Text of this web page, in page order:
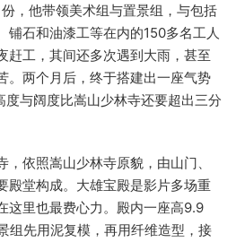
，他带领美术组与置景组，与包括
铺石和油漆工等在内的150多名工人
赶工，其间还多次遇到大雨，甚至
。两个月后，终于搭建出一座气势
度与阔度比嵩山少林寺还要超出三分
依照嵩山少林寺原貌，由山门、
殿堂构成。大雄宝殿是影片多场重
这里也最费心力。殿内一座高9.9
组先用泥复模，再用纤维造型，接